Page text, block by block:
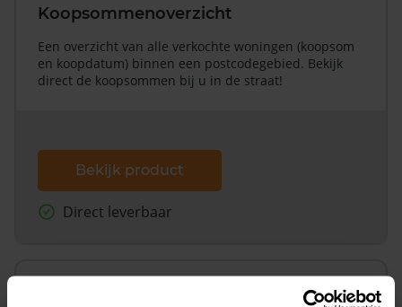
Koopsommenoverzicht
Een overzicht van alle verkochte woningen (koopsom
en koopdatum) binnen een postcodegebied. Bekijk
direct de koopsommen bij u in de straat!
Bekijk product
Direct leverbaar
Koopsommenoverzicht (1 jaar gratis